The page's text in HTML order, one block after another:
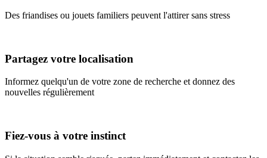
Des friandises ou jouets familiers peuvent l'attirer sans stress
Partagez votre localisation
Informez quelqu'un de votre zone de recherche et donnez des
nouvelles régulièrement
Fiez-vous à votre instinct